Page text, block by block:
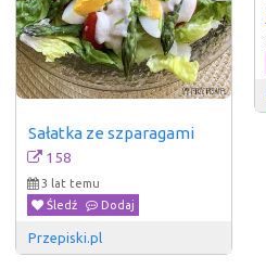
Sałatka ze szparagami
158
3 lat temu
Śledź
Dodaj
Przepiski.pl